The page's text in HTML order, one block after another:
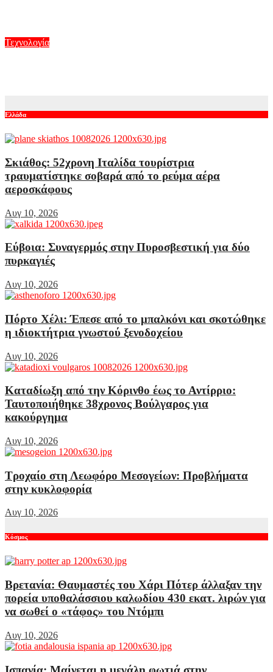
Τεχνολογία
Ελλάδα
Σκιάθος: 52χρονη Ιταλίδα τουρίστρια
τραυματίστηκε σοβαρά από το ρεύμα αέρα
αεροσκάφους
Αυγ 10, 2026
Εύβοια: Συναγερμός στην Πυροσβεστική για δύο
πυρκαγιές
Αυγ 10, 2026
Πόρτο Χέλι: Έπεσε από το μπαλκόνι και σκοτώθηκε
η ιδιοκτήτρια γνωστού ξενοδοχείου
Αυγ 10, 2026
Καταδίωξη από την Κόρινθο έως το Αντίρριο:
Ταυτοποιήθηκε 38χρονος Βούλγαρος για
κακούργημα
Αυγ 10, 2026
Τροχαίο στη Λεωφόρο Μεσογείων: Προβλήματα
στην κυκλοφορία
Αυγ 10, 2026
Κόσμος
Βρετανία: Θαυμαστές του Χάρι Πότερ άλλαξαν την
πορεία υποθαλάσσιου καλωδίου 430 εκατ. λιρών για
να σωθεί ο «τάφος» του Ντόμπι
Αυγ 10, 2026